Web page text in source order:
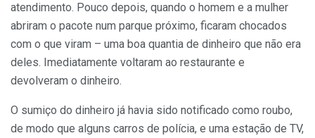
atendimento. Pouco depois, quando o homem e a mulher
abriram o pacote num parque próximo, ficaram chocados
com o que viram – uma boa quantia de dinheiro que não era
deles. Imediatamente voltaram ao restaurante e
devolveram o dinheiro.
O sumiço do dinheiro já havia sido notificado como roubo,
de modo que alguns carros de polícia, e uma estação de TV,